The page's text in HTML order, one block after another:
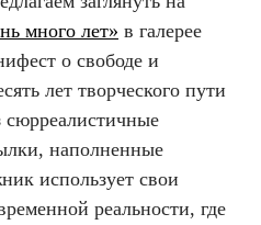
много лет» в галерее
о свободе и
лет творческого пути
сюрреалистичные
наполненные
использует свои
реальности, где